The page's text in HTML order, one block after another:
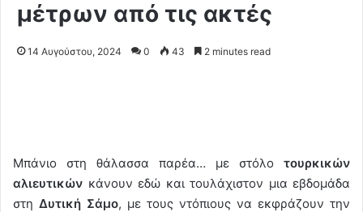
μέτρων από τις ακτές
14 Αυγούστου, 2024 0 43 2 minutes read
Μπάνιο στη θάλασσα παρέα… με στόλο τουρκικών
αλιευτικών κάνουν εδώ και τουλάχιστον μια εβδομάδα
στη Δυτική Σάμο, με τους ντόπιους να εκφράζουν την